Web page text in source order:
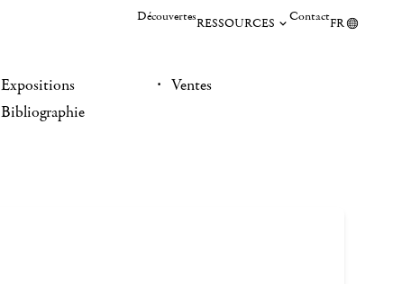
DécouvertesRESSOURCES ContactFR
Expositions
Bibliographie
Ventes